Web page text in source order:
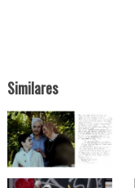
Similares